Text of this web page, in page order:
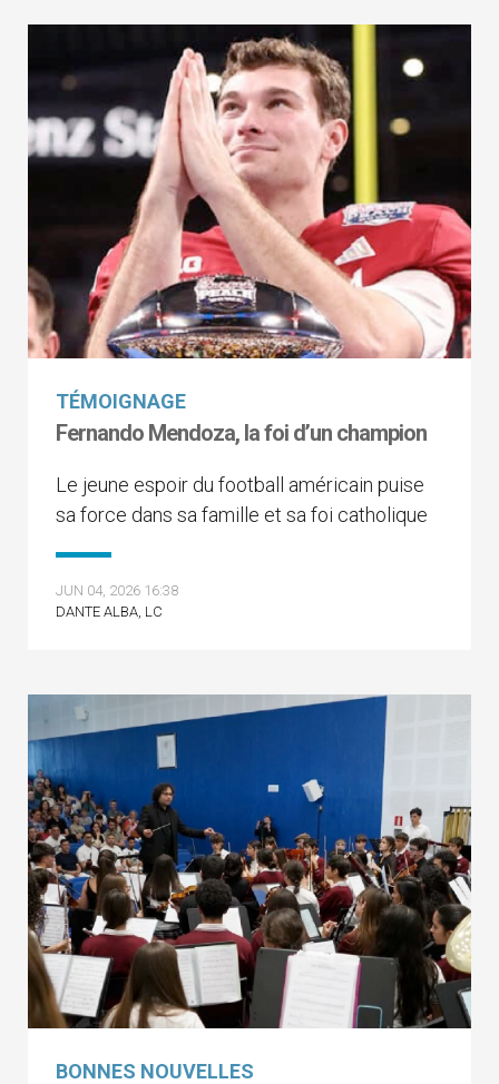
TÉMOIGNAGE
Fernando Mendoza, la foi d’un champion
Le jeune espoir du football américain puise
sa force dans sa famille et sa foi catholique
JUN 04, 2026 16:38
DANTE ALBA, LC
BONNES NOUVELLES